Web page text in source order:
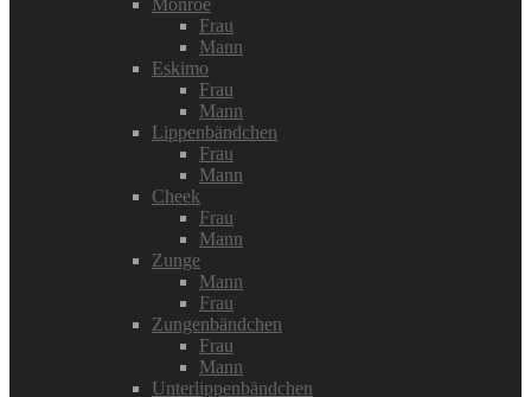
Monroe
Frau
Mann
Eskimo
Frau
Mann
Lippenbändchen
Frau
Mann
Cheek
Frau
Mann
Zunge
Mann
Frau
Zungenbändchen
Frau
Mann
Unterlippenbändchen